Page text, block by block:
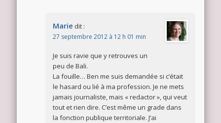
Marie dit :
27 septembre 2012 à 12 h 01 min
Je suis ravie que y retrouves un
peu de Bali.
La fouille… Ben me suis demandée si c’était
le hasard ou lié à ma profession. Je ne mets
jamais journaliste, mais « redactor », qui veut
tout et rien dire. C’est même un grade dans
la fonction publique territoriale. J’ai